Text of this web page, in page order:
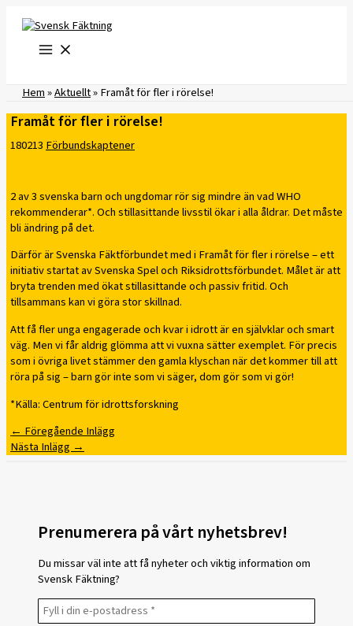
innehåll
Hem»Aktuellt»Framåt för fler i rörelse!
Framåt för fler i rörelse!
180213Förbundskaptener
2 av 3 svenska barn och ungdomar rör sig mindre än vad WHO
rekommenderar*. Och stillasittande livsstil ökar i alla åldrar. Det måste
bli ändring på det.
Därför är Svenska Fäktförbundet med i Framåt för fler i rörelse – ett
initiativ startat av Svenska Spel och Riksidrottsförbundet. Målet är att
bryta trenden med ökat stillasittande och passiv fritid. Och
tillsammans kan vi göra stor skillnad.
Att få fler unga engagerade och kvar i idrott är en självklar och smart
väg. Men vi får aldrig glömma att vi vuxna sätter exemplet. För precis
som i övriga livet stämmer den gamla klyschan när det kommer till att
röra på sig – barn gör inte som vi säger, dom gör som vi gör!
*Källa: Centrum för idrottsforskning
← Föregående Inlägg
Nästa Inlägg →
Prenumerera på vårt nyhetsbrev!
Du missar väl inte att få nyheter och viktig information om
Svensk Fäktning?